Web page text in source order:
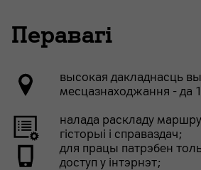
Перавагі
высокая дакладнасць
месцазнаходжання - да
налада раскладу
гісторыі і справаздач;
для працы патрэбен
доступ у інтэрнэт;